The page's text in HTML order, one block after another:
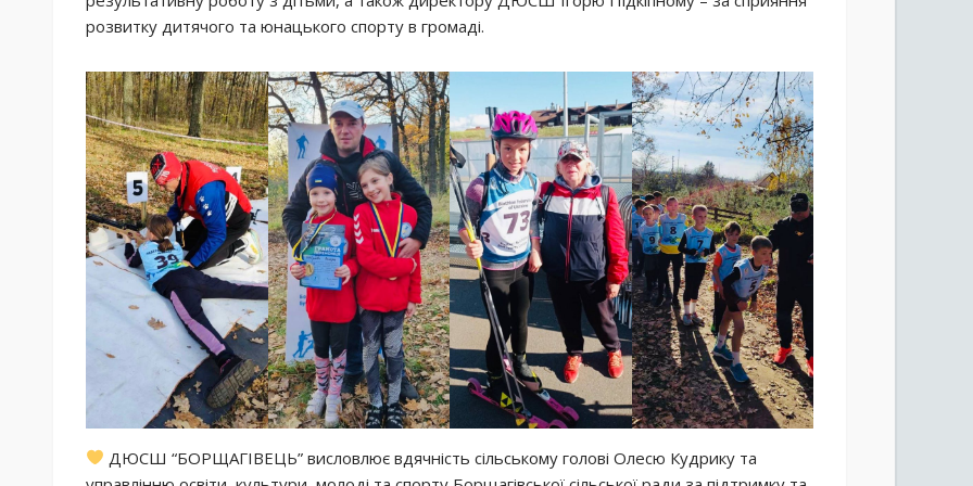
розвитку дитячого та юнацького спорту в громаді.
ДЮСШ “БОРЩАГІВЕЦЬ” висловлює вдячність сільському голові Олесю Кудрику та